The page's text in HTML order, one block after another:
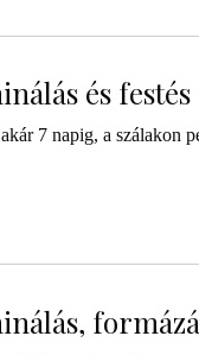
és festés
7 napig, a szálakon